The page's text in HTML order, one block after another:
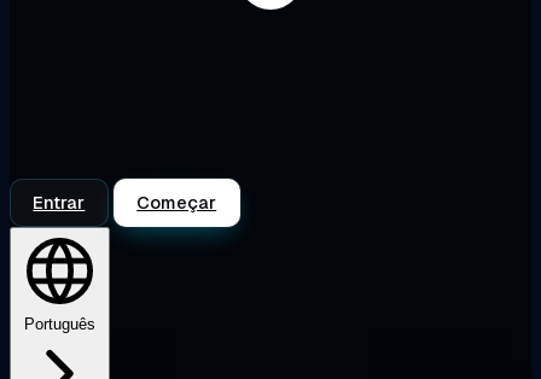
Entrar Começar
Português